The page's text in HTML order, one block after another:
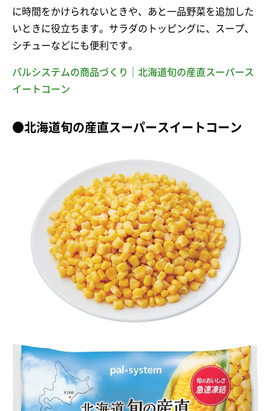
に時間をかけられないときや、あと一品野菜を追加した
いときに役立ちます。サラダのトッピングに、スープ、
シチューなどにも便利です。
パルシステムの商品づくり｜北海道旬の産直スーパース
イートコーン
●北海道旬の産直スーパースイートコーン